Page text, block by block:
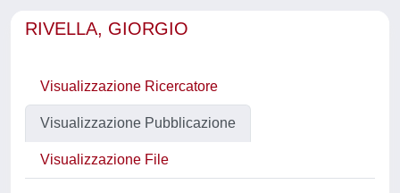
RIVELLA, GIORGIO
Visualizzazione Ricercatore
Visualizzazione Pubblicazione
Visualizzazione File